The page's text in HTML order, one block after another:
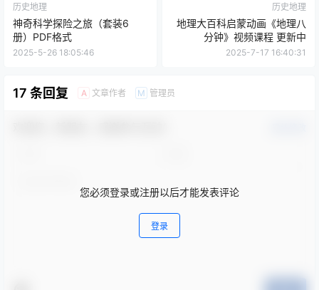
历史地理
神奇科学探险之旅（套装6
册）PDF格式
2025-5-26 18:05:46
历史地理
地理大百科启蒙动画《地理八
分钟》视频课程 更新中
2025-7-17 16:40:31
17 条回复 A 文章作者 M 管理员
您必须登录或注册以后才能发表评论
登录